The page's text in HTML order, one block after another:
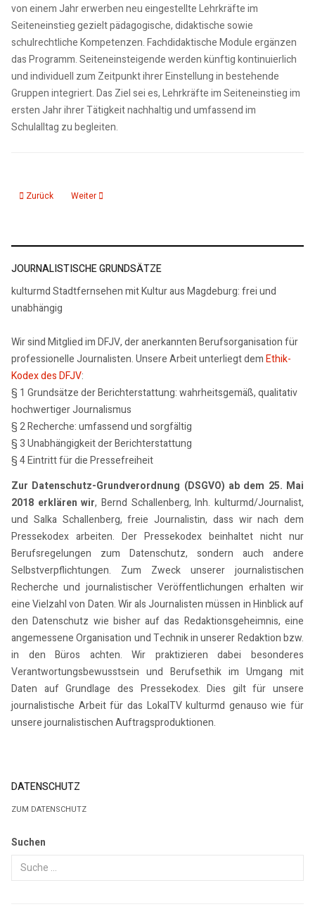
von einem Jahr erwerben neu eingestellte Lehrkräfte im
Seiteneinstieg gezielt pädagogische, didaktische sowie
schulrechtliche Kompetenzen. Fachdidaktische Module ergänzen
das Programm. Seiteneinsteigende werden künftig kontinuierlich
und individuell zum Zeitpunkt ihrer Einstellung in bestehende
Gruppen integriert. Das Ziel sei es, Lehrkräfte im Seiteneinstieg im
ersten Jahr ihrer Tätigkeit nachhaltig und umfassend im
Schulalltag zu begleiten.
Vorheriger Beitrag: 10.04.26: DSD fördert 32 Denkmale mit 714 000 Euro in
Zurück Nächster Beitrag: 10.04.26: Dauerleihgaben von DSD für
Weiter
JOURNALISTISCHE GRUNDSÄTZE
kulturmd Stadtfernsehen mit Kultur aus Magdeburg: frei und
unabhängig
Wir sind Mitglied im DFJV, der anerkannten Berufsorganisation für
professionelle Journalisten. Unsere Arbeit unterliegt demEthik-
Kodex des DFJV:
§ 1 Grundsätze der Berichterstattung: wahrheitsgemäß, qualitativ
hochwertiger Journalismus
§ 2 Recherche: umfassend und sorgfältig
§ 3 Unabhängigkeit der Berichterstattung
§ 4 Eintritt für die Pressefreiheit
Zur Datenschutz-Grundverordnung (DSGVO) ab dem 25. Mai
2018 erklären wir, Bernd Schallenberg, Inh. kulturmd/Journalist,
und Salka Schallenberg, freie Journalistin, dass wir nach dem
Pressekodex arbeiten. Der Pressekodex beinhaltet nicht nur
Berufsregelungen zum Datenschutz, sondern auch andere
Selbstverpflichtungen. Zum Zweck unserer journalistischen
Recherche und journalistischer Veröffentlichungen erhalten wir
eine Vielzahl von Daten. Wir als Journalisten müssen in Hinblick auf
den Datenschutz wie bisher auf das Redaktionsgeheimnis, eine
angemessene Organisation und Technik in unserer Redaktion bzw.
in den Büros achten. Wir praktizieren dabei besonderes
Verantwortungsbewusstsein und Berufsethik im Umgang mit
Daten auf Grundlage des Pressekodex. Dies gilt für unsere
journalistische Arbeit für das LokalTV kulturmd genauso wie für
unsere journalistischen Auftragsproduktionen.
DATENSCHUTZ
ZUM DATENSCHUTZ
Suchen